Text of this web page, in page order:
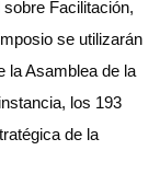
Facilitación,
se utilizarán
la Asamblea de la
los 193
de la